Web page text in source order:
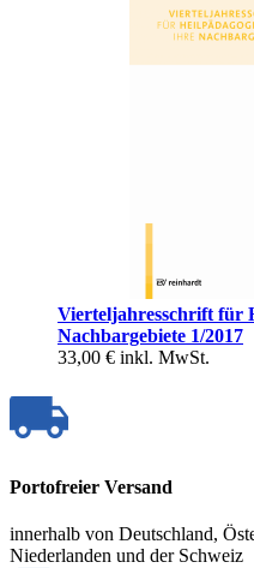
Vierteljahresschrift für
Nachbargebiete 1/2017
33,00 € inkl. MwSt.
Portofreier Versand
innerhalb von Deutschland,
Niederlanden und der Schweiz